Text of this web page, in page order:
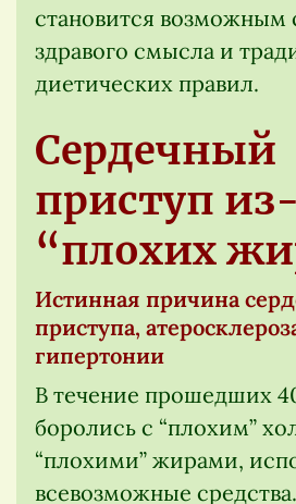
становится
здравого смысла и
диетических правил.
Сердечный
приступ
“плохих
Истинная причина
приступа,
гипертонии
В течение прошедших
боролись с “плохим”
“плохими” жирами,
всевозможные